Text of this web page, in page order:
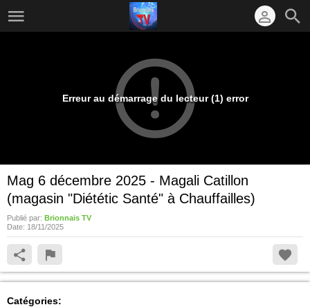
Erreur au démarrage du lecteur (1) error
Mag 6 décembre 2025 - Magali Catillon
(magasin "Diététic Santé" à Chauffailles)
Publié par: Brionnais TV
Date: 18/11/2025
Catégories: